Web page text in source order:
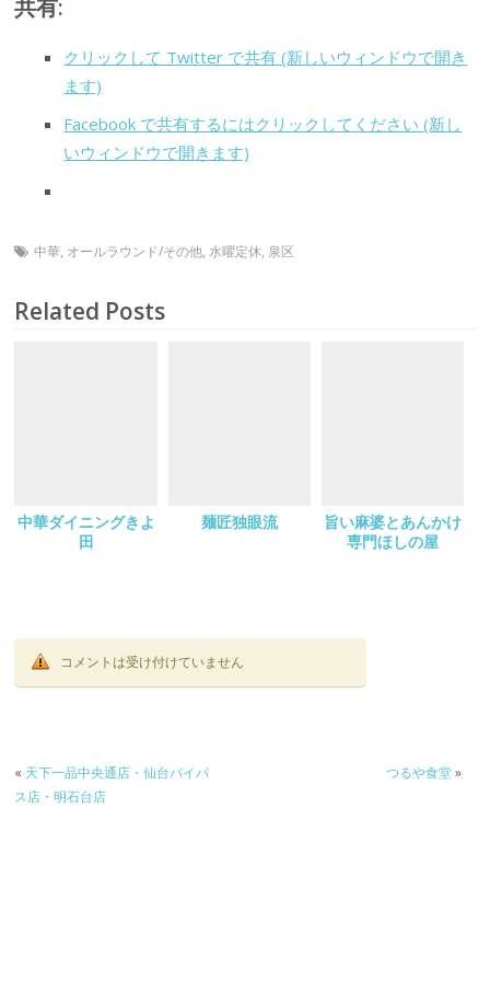
共有:
クリックして Twitter で共有 (新しいウィンドウで開き
ます)
Facebook で共有するにはクリックしてください (新し
いウィンドウで開きます)
中華, オールラウンド/その他,水曜定休, 泉区
Related Posts
中華ダイニングきよ
田
麺匠独眼流
旨い麻婆とあんかけ
専門ほしの屋
コメントは受け付けていません
« 天下一品中央通店・仙台バイパ
ス店・明石台店
つるや食堂»